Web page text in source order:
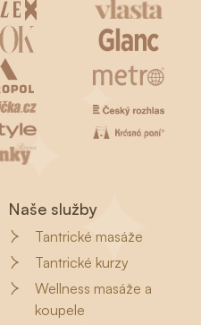
Naše služby
Tantrické masáže
Tantrické kurzy
Wellness masáže a
koupele